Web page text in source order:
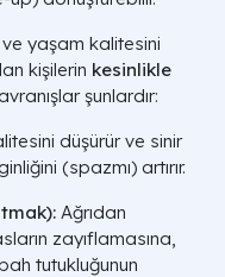
yaşam kalitesini
kişilerin kesinlikle
şunlardır:
düşürür ve sinir
(spazmı) artırır.
Ağrıdan
zayıflamasına,
tutukluğunun